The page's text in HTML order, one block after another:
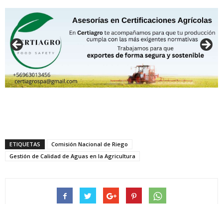
ETIQUETAS
Comisión Nacional de Riego
Gestión de Calidad de Aguas en la Agricultura